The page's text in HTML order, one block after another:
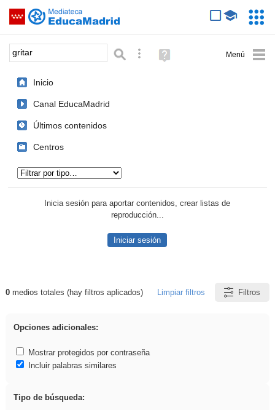
Saltar navegación
Palabra o frase: Búsqueda avanzada
Ayuda
(en
Inicio
Canal EducaMadrid
Últimos contenidos
Centros
Inicia sesión para aportar contenidos, crear listas de
reproducción...
Iniciar sesión
Resultados de: gritar
0medios totales (hay filtros aplicados) Limpiar filtros Filtros
Opciones adicionales:
Mostrar protegidos por contraseña
Incluir palabras similares
Tipo de búsqueda: